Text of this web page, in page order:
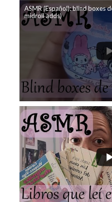
ASMR (Español): blind boxes
midroll adds)